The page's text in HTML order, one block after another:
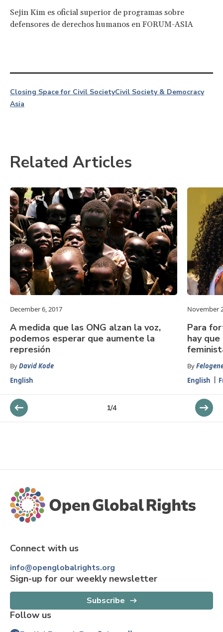
Sejin Kim es oficial superior de programas sobre
defensores de derechos humanos en FORUM-ASIA
Closing Space for Civil SocietyCivil Society & Democracy
Asia
Related Articles
December 6, 2017
A medida que las ONG alzan la voz,
podemos esperar que aumente la
represión
ByDavid Kode
English
November
Para
hay
By
English
1/4
Connect with us
info@openglobalrights.org
Sign-up for our weekly newsletter
Subscribe
Follow us